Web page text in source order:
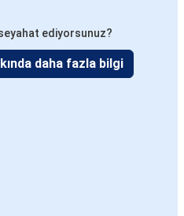
ediyorsunuz?
daha fazla bilgi